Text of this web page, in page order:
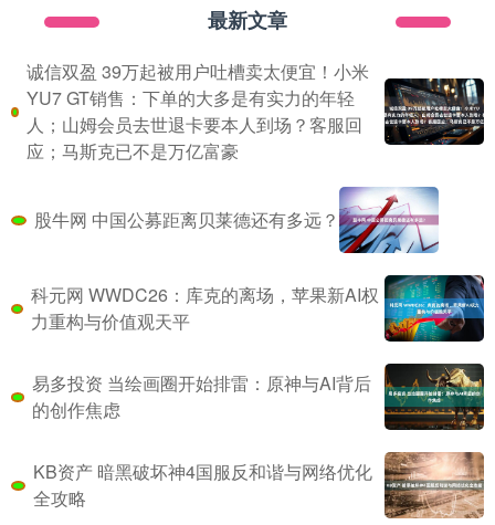
最新文章
诚信双盈 39万起被用户吐槽卖太便宜！小米
YU7 GT销售：下单的大多是有实力的年轻
人；山姆会员去世退卡要本人到场？客服回
应；马斯克已不是万亿富豪
股牛网 中国公募距离贝莱德还有多远？
科元网 WWDC26：库克的离场，苹果新AI权
力重构与价值观天平
易多投资 当绘画圈开始排雷：原神与AI背后
的创作焦虑
KB资产 暗黑破坏神4国服反和谐与网络优化
全攻略